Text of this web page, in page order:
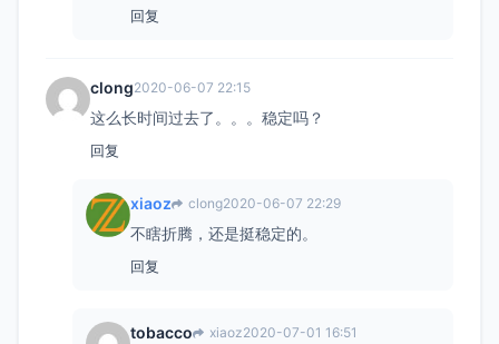
回复
clong2020-06-07 22:15
这么长时间过去了。。。稳定吗？
回复
xiaoz clong2020-06-07 22:29
不瞎折腾，还是挺稳定的。
回复
tobacco xiaoz2020-07-01 16:51